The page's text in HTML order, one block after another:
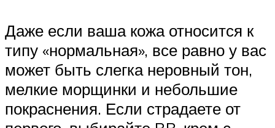
Даже если ваша кожа относится к
типу «нормальная», все равно у вас
может быть слегка неровный тон,
мелкие морщинки и небольшие
покраснения. Если страдаете от